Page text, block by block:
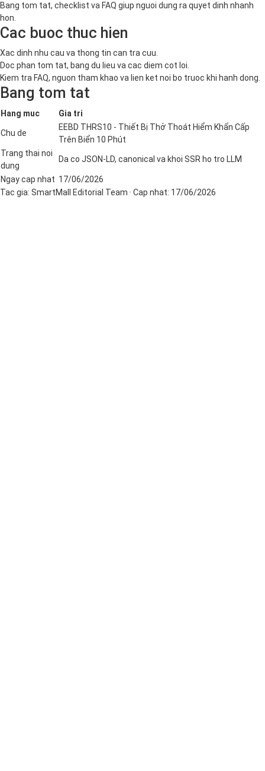
Bang tom tat, checklist va FAQ giup nguoi dung ra quyet dinh nhanh
hon.
Cac buoc thuc hien
Xac dinh nhu cau va thong tin can tra cuu.
Doc phan tom tat, bang du lieu va cac diem cot loi.
Kiem tra FAQ, nguon tham khao va lien ket noi bo truoc khi hanh dong.
Bang tom tat
Hang muc Gia tri
Chu de
EEBD THRS10 - Thiết Bị Thở Thoát Hiểm Khẩn Cấp
Trên Biển 10 Phút
Trang thai noi
dung
Da co JSON-LD, canonical va khoi SSR ho tro LLM
Ngay cap nhat 17/06/2026
Tac gia: SmartMall Editorial Team · Cap nhat: 17/06/2026